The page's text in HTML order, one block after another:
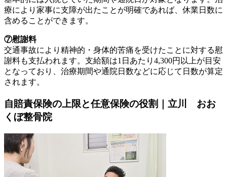
療により家事に支障が出たことが明確であれば、休業日数に
含めることができます。
⑦慰謝料
交通事故により精神的・身体的苦痛を受けたことに対する慰
謝料も支払われます。支給額は1日あたり4,300円以上が目安
となっており、治療期間や通院日数などに応じて日数が算定
されます。
自賠責保険の上限と任意保険の役割｜立川 おお
くぼ整骨院